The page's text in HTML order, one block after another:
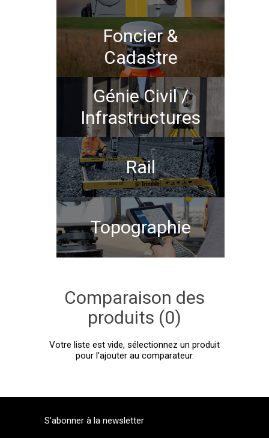
Foncier &
Cadastre
Génie Civil /
Infrastructures
Rail
Topographie
Comparaison des
produits (0)
Votre liste est vide, sélectionnez un produit
pour l'ajouter au comparateur.
S'abonner à la newsletter